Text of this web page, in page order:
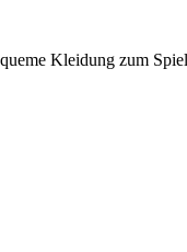
Kleidung zum